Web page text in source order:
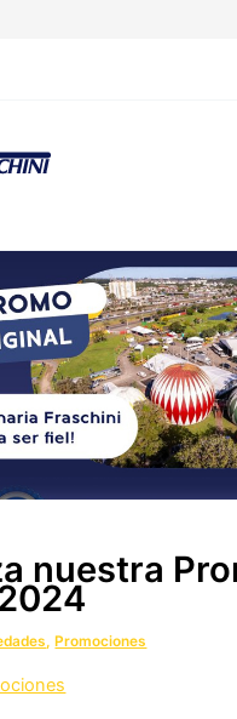
nuestra
,Promociones